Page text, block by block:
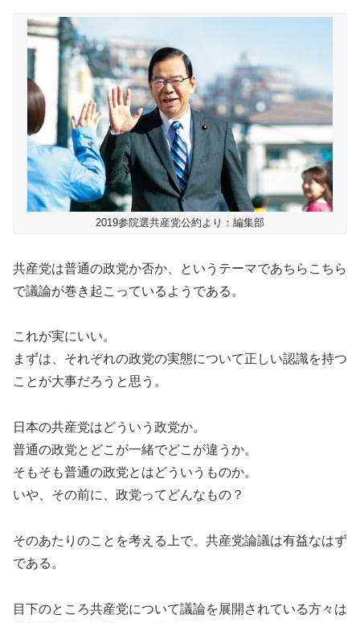
2019参院選共産党公約より：編集部
共産党は普通の政党か否か、というテーマであちらこちら
で議論が巻き起こっているようである。
これが実にいい。
まずは、それぞれの政党の実態について正しい認識を持つ
ことが大事だろうと思う。
日本の共産党はどういう政党か。
普通の政党とどこが一緒でどこが違うか。
そもそも普通の政党とはどういうものか。
いや、その前に、政党ってどんなもの？
そのあたりのことを考える上で、共産党論議は有益なはず
である。
目下のところ共産党について議論を展開されている方々は